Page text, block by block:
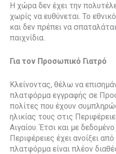
Η χώρα δεν έχει την
χωρίς να ευθύνεται. Το
και δεν πρέπει να
παιχνίδια.
Για τον Προσωπικό Γιατρό
Κλείνοντας, θέλω να
πλατφόρμα εγγραφής σε
πολίτες που έχουν
ηλικίας τους στις
Αιγαίου. Έτσι και με
Περιφέρειες έχει ανοίξει
πλατφόρμα είναι πλέον